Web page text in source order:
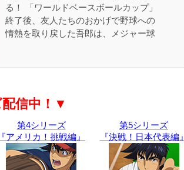
る！ 「ワールドベースボールカップ」
終了後、友人たちのおかげで野球への
情熱を取り戻した吾郎は、メジャー球
真っ正面から向き合い、この闘いに勝
つことができるのか？そして、ホーネ
ッツのナインたちと一丸となり、悲願
の優勝を実現できるのか！？「夢の舞
台」メジャーでの吾郎の活躍を描く、
シリーズ最終作を見逃すな！
信中！▼
第4シリーズ
『アメリカ！挑戦編』
第5シリーズ
『決戦！日本代表編』